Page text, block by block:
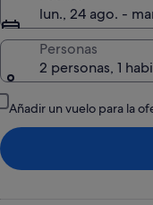
de
lun., 24 ago. -
Personas
2 personas, 1
Añadir un vuelo para la